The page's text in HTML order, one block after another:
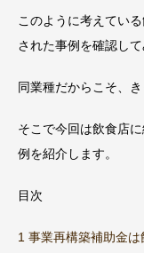
このように考えてい
された事例を確認して
同業種だからこそ、
そこで今回は飲食店
例を紹介します。
目次
1 事業再構築補助金